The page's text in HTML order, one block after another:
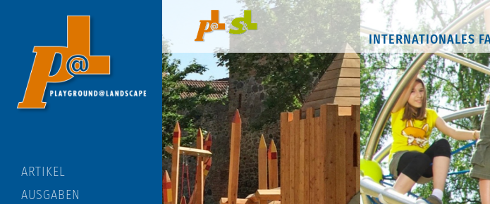
ARTIKEL
AUSGABEN
INTERNATIONALES